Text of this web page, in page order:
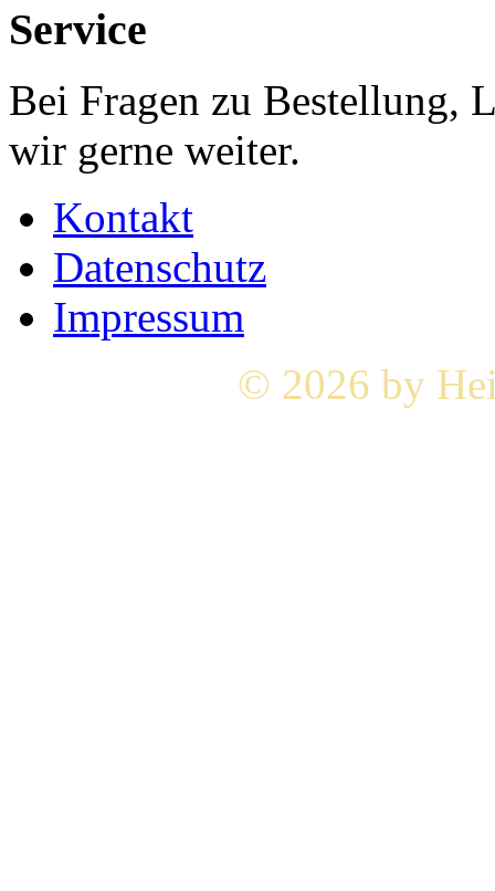
Service
Bei Fragen zu Bestellung,
wir gerne weiter.
Kontakt
Datenschutz
Impressum
© 2026 by